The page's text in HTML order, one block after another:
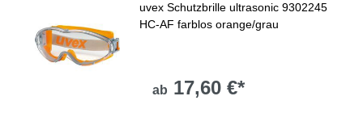
uvex Schutzbrille ultrasonic 9302245
HC-AF farblos orange/grau
ab 17,60 €*